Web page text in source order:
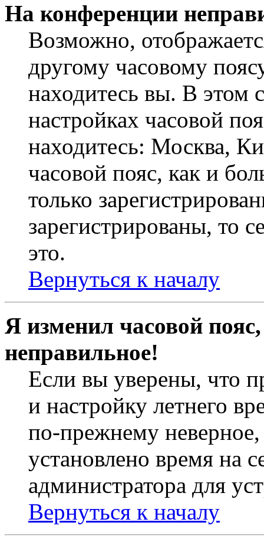
На конференции
Возможно,
другому часовому
находитесь вы. В этом
настройках часовой
находитесь: Москва,
часовой пояс, как и
только
зарегистрированы, то
это.
Вернуться к началу
Я изменил часовой
неправильное!
Если вы уверены, что
и настройку летнего
по-прежнему неверное,
установлено время на
администратора для
Вернуться к началу